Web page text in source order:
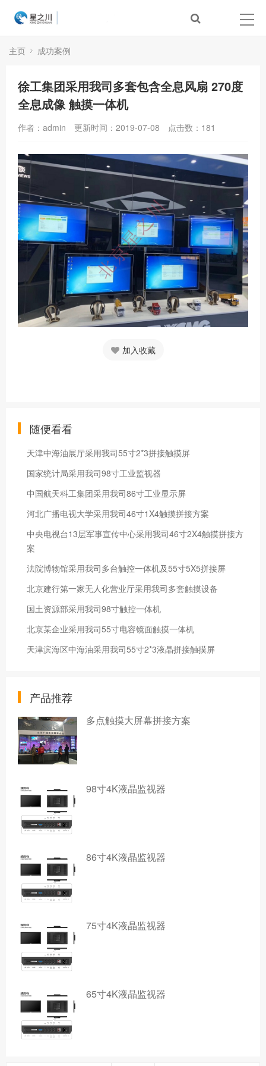
主页 成功案例
徐工集团采用我司多套包含全息风扇 270度
全息成像 触摸一体机
作者：admin 更新时间：2019-07-08 点击数： 181
加入收藏
随便看看
天津中海油展厅采用我司55寸2*3拼接触摸屏
国家统计局采用我司98寸工业监视器
中国航天科工集团采用我司86寸工业显示屏
河北广播电视大学采用我司46寸1X4触摸拼接方案
中央电视台13层军事宣传中心采用我司46寸2X4触摸拼接方
案
法院博物馆采用我司多台触控一体机及55寸5X5拼接屏
北京建行第一家无人化营业厅采用我司多套触摸设备
国土资源部采用我司98寸触控一体机
北京某企业采用我司55寸电容镜面触摸一体机
天津滨海区中海油采用我司55寸2*3液晶拼接触摸屏
产品推荐
多点触摸大屏幕拼接方案
98寸4K液晶监视器
86寸4K液晶监视器
75寸4K液晶监视器
65寸4K液晶监视器